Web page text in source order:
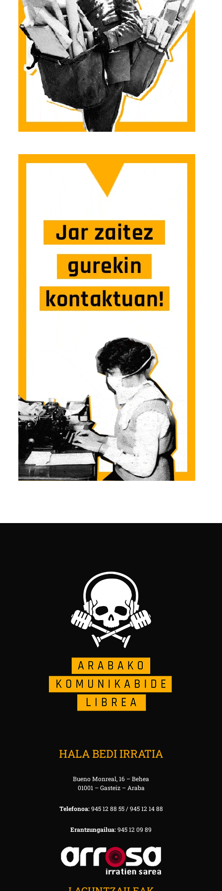
HALA BEDI IRRATIA
Bueno Monreal, 16 – Behea
01001 – Gasteiz – Araba
Telefonoa:945 12 88 55 / 945 12 14 88
Erantzungailua:945 12 09 89